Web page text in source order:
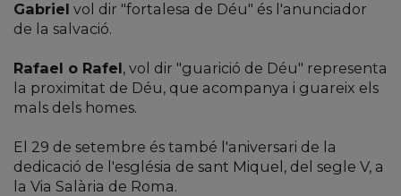
Gabriel vol dir "fortalesa de Déu" és l'anunciador
de la salvació.
Rafael o Rafel, vol dir "guarició de Déu" representa
la proximitat de Déu, que acompanya i guareix els
mals dels homes.
El 29 de setembre és també l'aniversari de la
dedicació de l'església de sant Miquel, del segle V, a
la Via Salària de Roma.